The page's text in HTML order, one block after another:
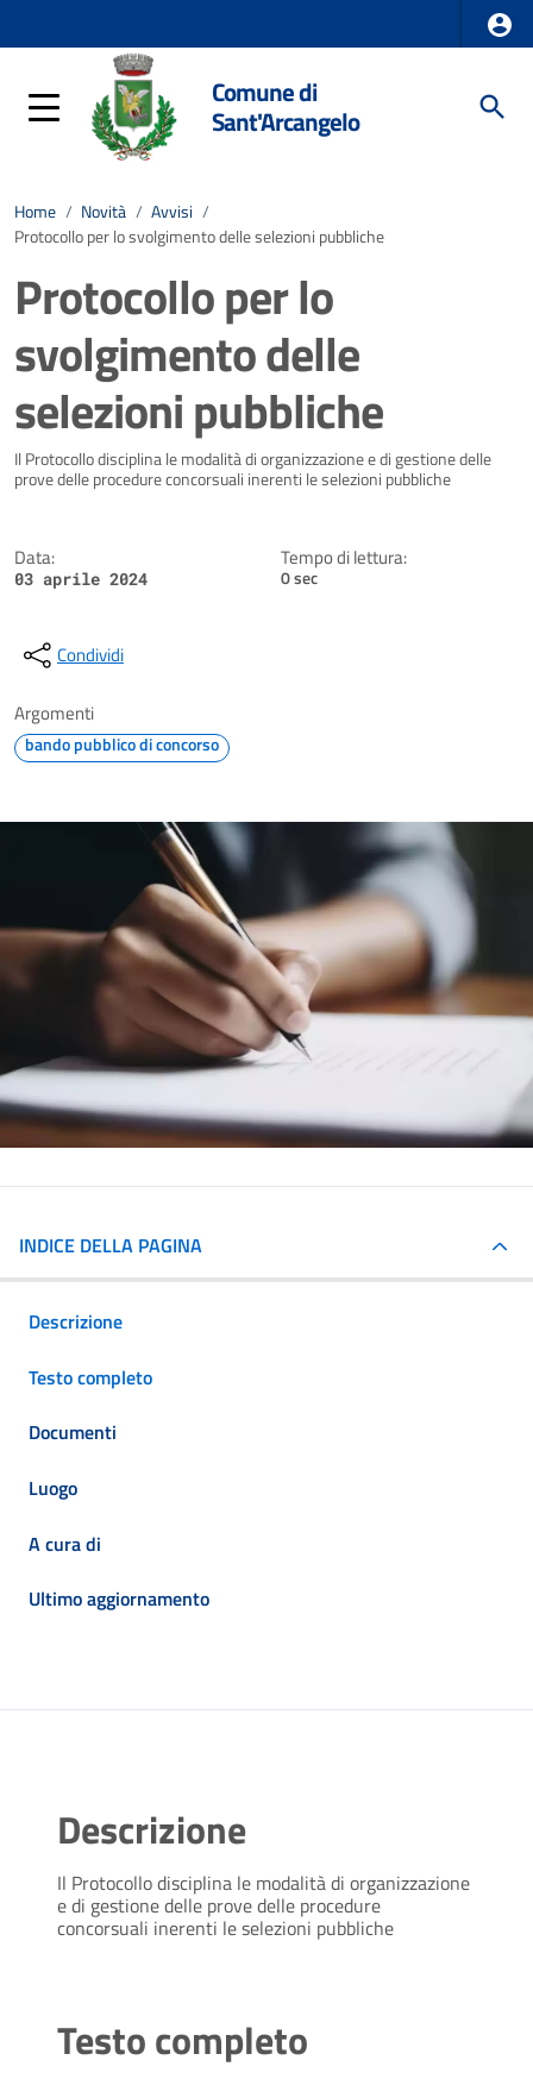
Comune di
Sant'Arcangelo
Home / Novità / Avvisi /
Protocollo per lo svolgimento delle selezioni pubbliche
Protocollo per lo
svolgimento delle
selezioni pubbliche
Dettagli della notizia
Il Protocollo disciplina le modalità di organizzazione e di gestione delle
prove delle procedure concorsuali inerenti le selezioni pubbliche
Data:
03 aprile 2024
Tempo di lettura:
0 sec
Condividi
Argomenti
bando pubblico di concorso
INDICE DELLA PAGINA
Descrizione
Testo completo
Documenti
Luogo
A cura di
Ultimo aggiornamento
Descrizione
Il Protocollo disciplina le modalità di organizzazione
e di gestione delle prove delle procedure
concorsuali inerenti le selezioni pubbliche
Testo completo